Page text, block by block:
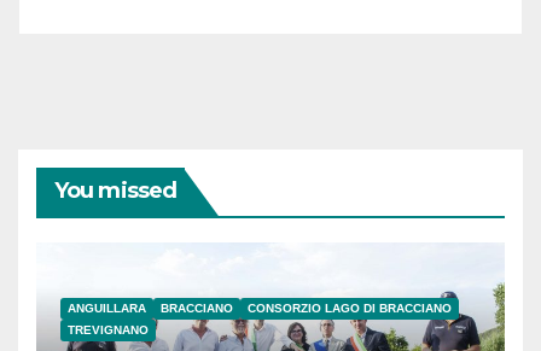
You missed
ANGUILLARA BRACCIANO
CONSORZIO LAGO DI BRACCIANO
TREVIGNANO